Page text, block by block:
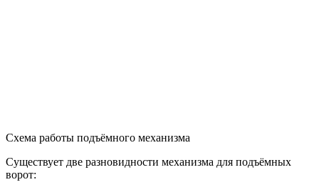
Схема работы подъёмного механизма
Существует две разновидности механизма для подъёмных
ворот: